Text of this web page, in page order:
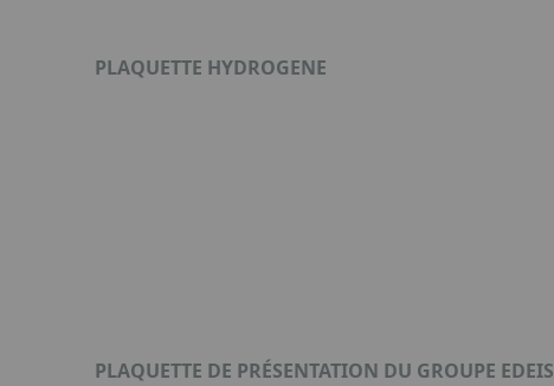
PLAQUETTE HYDROGENE
PLAQUETTE DE PRÉSENTATION DU GROUPE EDEIS